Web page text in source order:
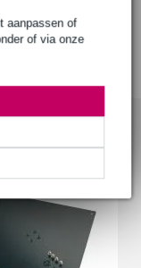
aanpassen of
of via onze